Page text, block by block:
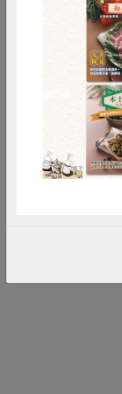
稻屋生機廚坊有限公司
有機發芽黑豆漿(稻
雞蛋